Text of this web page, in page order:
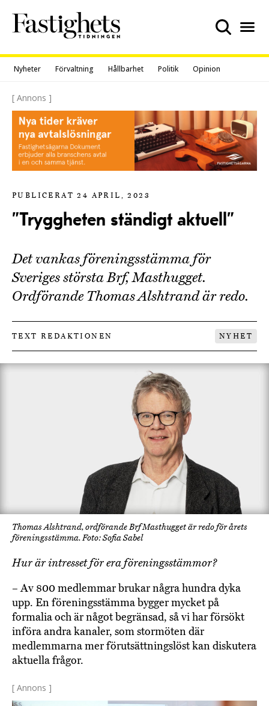
content
Nyheter Förvaltning Hållbarhet Politik Opinion
[ Annons ]
PUBLICERAT 24 APRIL, 2023
”Tryggheten ständigt aktuell”
Det vankas föreningsstämma för
Sveriges största Brf, Masthugget.
Ordförande Thomas Alshtrand är redo.
TEXT REDAKTIONEN NYHET
Thomas Alshtrand, ordförande Brf Masthugget är redo för årets
föreningsstämma. Foto: Sofia Sabel
Hur är intresset för era föreningsstämmor?
– Av 800 medlemmar brukar några hundra dyka
upp. En föreningsstämma bygger mycket på
formalia och är något begränsad, så vi har försökt
införa andra kanaler, som stormöten där
medlemmarna mer förutsättningslöst kan diskutera
aktuella frågor.
[ Annons ]